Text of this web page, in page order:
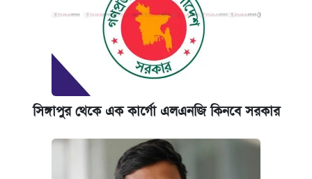
সিঙ্গাপুর থেকে এক কার্গো এলএনজি কিনবে সরকার